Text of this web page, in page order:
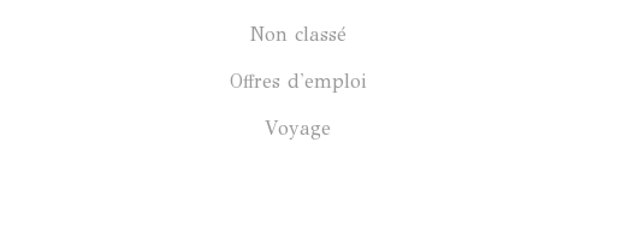
Non classé
Offres d'emploi
Voyage